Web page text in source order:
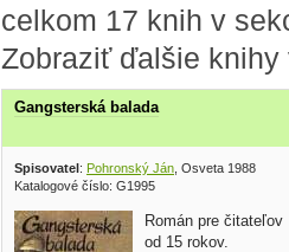
celkom 17 knih v
Zobraziť ďalšie
Gangsterská balada
Spisovatel: Pohronský Ján , Osveta 1988
Katalogové číslo: G1995
Román pre čitateľov
od 15 rokov.